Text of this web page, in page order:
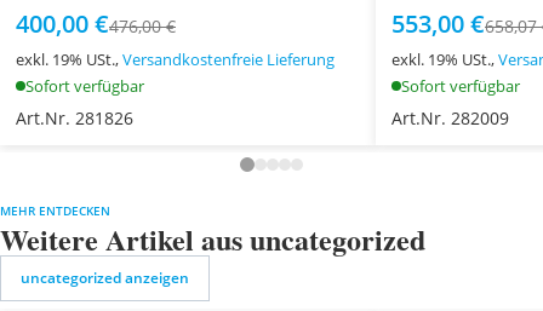
400,00 €476,00 €
exkl. 19% USt.,Versandkostenfreie Lieferung
Sofort verfügbar
Art.Nr. 281826
553,00 €658,07
exkl. 19% USt.,
Sofort verfügbar
Art.Nr. 282009
MEHR ENTDECKEN
Weitere Artikel aus uncategorized
uncategorized anzeigen